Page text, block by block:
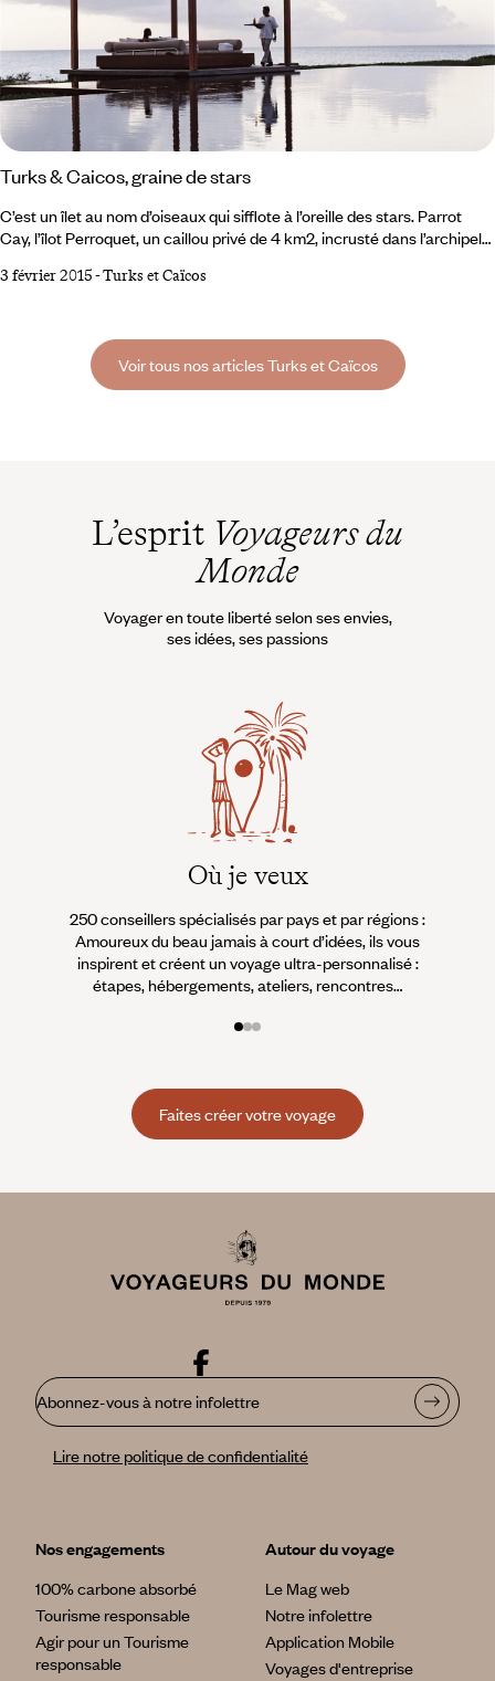
Turks & Caicos, graine de stars
C’est un îlet au nom d’oiseaux qui sifflote à l’oreille des stars. Parrot
Cay, l’îlot Perroquet, un caillou privé de 4 km2, incrusté dans l’archipel
pour Les Brandgelina, Ben Affleck et autre Daniel Craig. Certains
3 février 2015-Turks et Caïcos
Voir tous nos articles Turks et Caïcos
L’esprit Voyageurs du
Monde
Voyager en toute liberté selon ses envies,
ses idées, ses passions
Où je veux
250 conseillers spécialisés par pays et par régions :
Amoureux du beau jamais à court d’idées, ils vous
inspirent et créent un voyage ultra-personnalisé :
étapes, hébergements, ateliers, rencontres…
Faites créer votre voyage
Abonnez-vous à notre infolettre
Lire notre politique de confidentialité
Nos engagements
100% carbone absorbé
Tourisme responsable
Agir pour un Tourisme
responsable
Autour du voyage
Le Mag web
Notre infolettre
Application Mobile
Voyages d'entreprise